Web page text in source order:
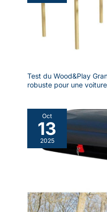
Test du Wood&Play
robuste pour une voiture
Oct
13
2025